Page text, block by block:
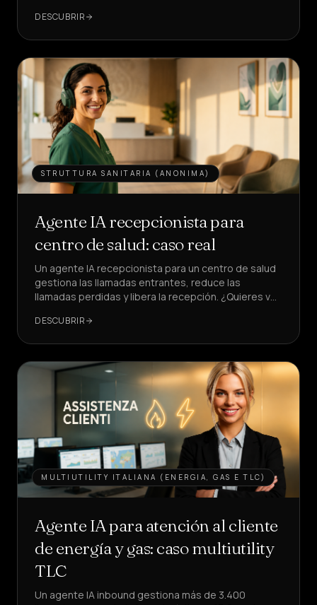
LEAD
Servicios &
HOGAR
Precios
Quiénes
somos
Hazte
IDIOMA
CREAR
UN
AGENTE
DESCUBRIR
STRUTTURA SANITARIA (ANONIMA)
Agente IA recepcionista para
centro de salud: caso real
Un agente IA recepcionista para un centro de salud
gestiona las llamadas entrantes, reduce las
llamadas perdidas y libera la recepción. ¿Quieres ver
DESCUBRIR
MULTIUTILITY ITALIANA (ENERGIA, GAS E TLC)
Agente IA para atención al cliente
de energía y gas: caso multiutility
TLC
Un agente IA inbound gestiona más de 3.400